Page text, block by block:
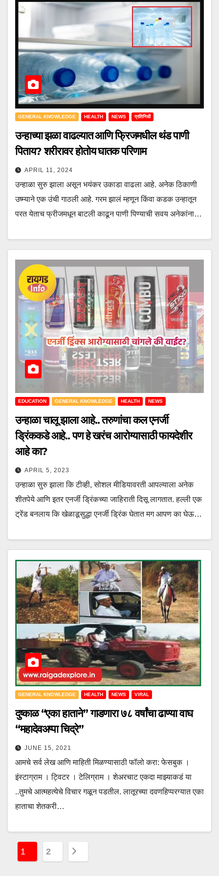
GENERAL KNOWLEDGE HEALTH NEWS प्रतिनिधी
उन्हाच्या झळा वाढल्यात आणि फ्रिजमधील थंड पाणी
पिताय? शरीरावर होतोय घातक परिणाम
APRIL 11, 2024
उन्हाळा सुरु झाला असून भयंकर उकाडा वाढला आहे. अनेक ठिकाणी
उष्म्याने एक उंची गाठली आहे. गरम झालं म्हणून किंवा कडक उन्हातून
परत येताच फ्रीजमधून बाटली काढून पाणी पिण्याची सवय अनेकांना…
EDUCATION GENERAL KNOWLEDGE HEALTH NEWS
उन्हाळा चालू झाला आहे.. तरुणांचा कल एनर्जी
ड्रिंककडे आहे.. पण हे खरंच आरोग्यासाठी फायदेशीर
आहे का?
APRIL 5, 2023
उन्हाळा सुरु झाला कि टीव्ही, सोशल मीडियावरती आपल्याला अनेक
शीतपेये आणि इतर एनर्जी ड्रिंकच्या जाहिराती दिसू लागतात. हल्ली एक
ट्रेंड बनलाय कि खेळाडूसुद्धा एनर्जी ड्रिंक घेतात मग आपण का घेऊ…
GENERAL KNOWLEDGE HEALTH NEWS VIRAL
दुष्काळ “एका हाताने” गाडणारा ७८ वर्षांचा ढाण्या वाघ
“महादेवअप्पा चिद्रे”
JUNE 15, 2021
आमचे सर्व लेख आणि माहिती मिळण्यासाठी फॉलो करा: फेसबुक ।
इंस्टाग्राम । ट्विटर । टेलिग्राम । शेअरचाट एकदा माझ्याकडं या
..तुमचे आत्महत्येचे विचार गळून पडतील. लातूरच्या दवणहिप्परग्यात एका
हाताचा शेतकरी…
P
1 2